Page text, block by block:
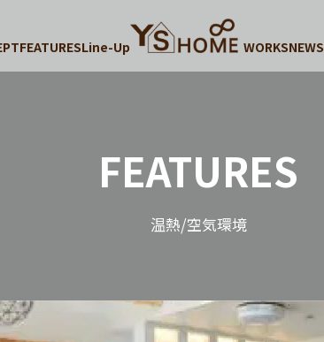
FEATURESLine-Up WORKSNEWS
FEATURES
温熱/空気環境